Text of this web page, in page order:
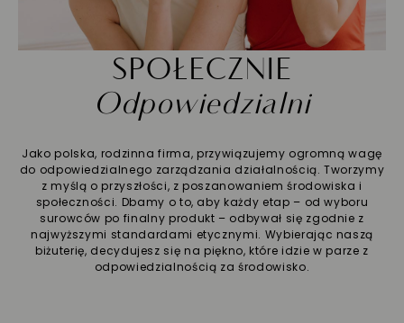
SPOŁECZNIE
Odpowiedzialni
Jako polska, rodzinna firma, przywiązujemy ogromną wagę
do odpowiedzialnego zarządzania działalnością. Tworzymy
z myślą o przyszłości, z poszanowaniem środowiska i
społeczności. Dbamy o to, aby każdy etap – od wyboru
surowców po finalny produkt – odbywał się zgodnie z
najwyższymi standardami etycznymi. Wybierając naszą
biżuterię, decydujesz się na piękno, które idzie w parze z
odpowiedzialnością za środowisko.